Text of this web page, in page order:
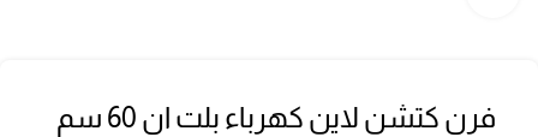
فرن كتشن لاين كهرباء بلت ان 60 سم